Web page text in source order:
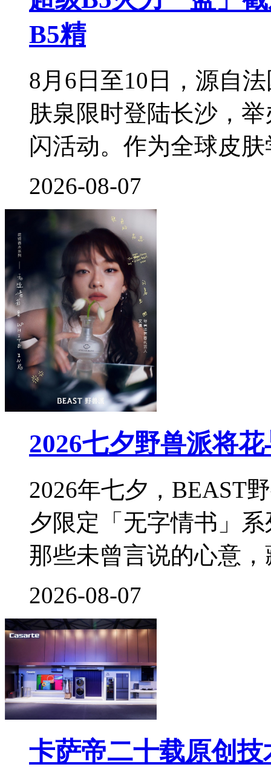
B5精
8月6日至10日，源自
肤泉限时登陆长沙，
闪活动。作为全球皮
2026-08-07
2026七夕野兽派将
2026年七夕，BEAST
夕限定「无字情书」
那些未曾言说的心意
2026-08-07
卡萨帝二十载原创